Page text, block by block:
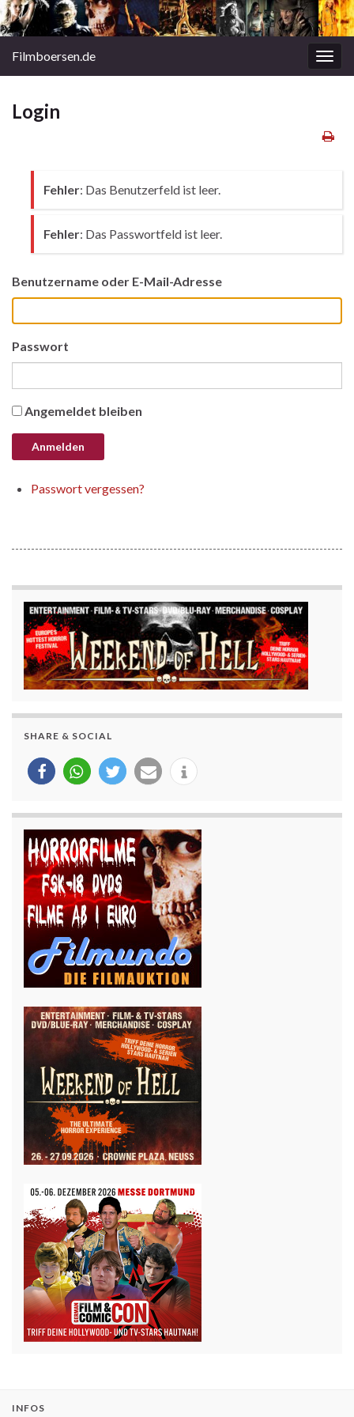
Filmboersen.de
Login
Fehler: Das Benutzerfeld ist leer.
Fehler: Das Passwortfeld ist leer.
Benutzername oder E-Mail-Adresse
Passwort
Angemeldet bleiben
Passwort vergessen?
SHARE & SOCIAL
INFOS